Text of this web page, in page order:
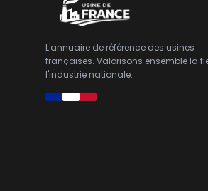
L'annuaire de référence des usines
françaises. Valorisons ensemble la
l'industrie nationale.